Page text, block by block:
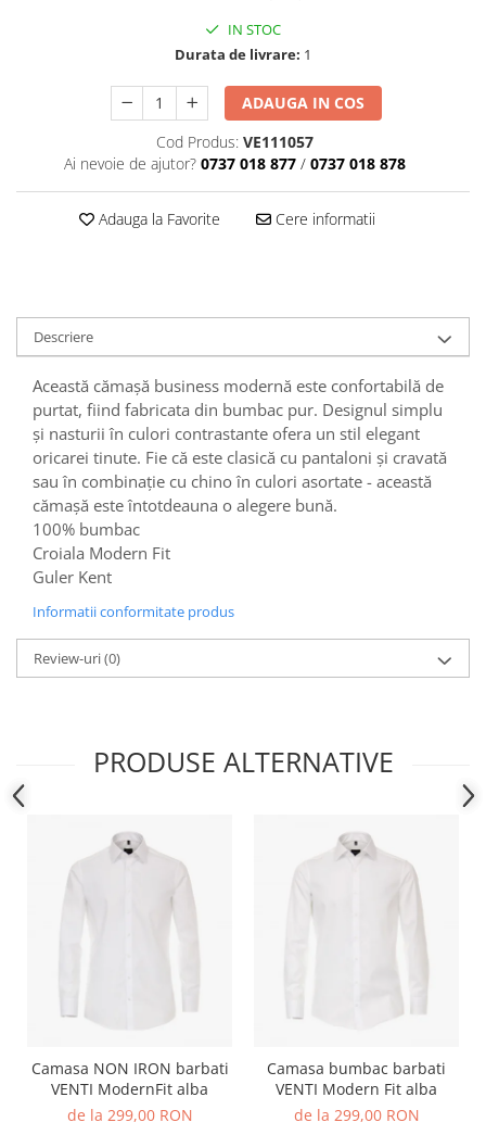
IN STOC
Durata de livrare: 1
ADAUGA IN COS
Cod Produs: VE111057
Ai nevoie de ajutor? 0737 018 877 / 0737 018 878
Adauga la Favorite Cere informatii
Descriere
Această cămașă business modernă este confortabilă de
purtat, fiind fabricata din bumbac pur. Designul simplu
și nasturii în culori contrastante ofera un stil elegant
oricarei tinute. Fie că este clasică cu pantaloni și cravată
sau în combinație cu chino în culori asortate - această
cămașă este întotdeauna o alegere bună.
100% bumbac
Croiala Modern Fit
Guler Kent
Informatii conformitate produs
Review-uri(0)
PRODUSE ALTERNATIVE
Camasa NON IRON barbati
VENTI ModernFit alba
de la 299,00 RON
Camasa bumbac barbati
VENTI Modern Fit alba
de la 299,00 RON